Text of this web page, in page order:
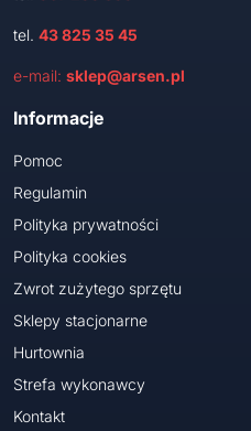
tel. 43 825 35 45
e-mail: sklep@arsen.pl
Informacje
Pomoc
Regulamin
Polityka prywatności
Polityka cookies
Zwrot zużytego sprzętu
Sklepy stacjonarne
Hurtownia
Strefa wykonawcy
Kontakt